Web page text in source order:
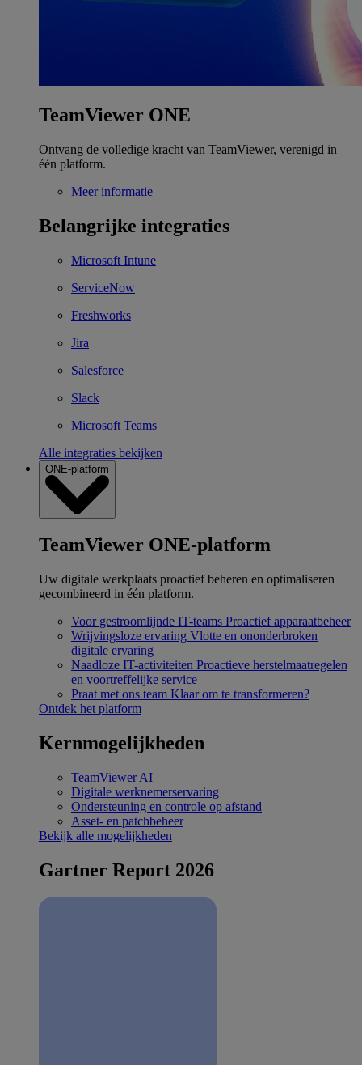
TeamViewer ONE
Ontvang de volledige kracht van TeamViewer, verenigd in
één platform.
Meer informatie
Belangrijke integraties
Microsoft Intune
ServiceNow
Freshworks
Jira
Salesforce
Slack
Microsoft Teams
Alle integraties bekijken
ONE-platform
TeamViewer ONE-platform
Uw digitale werkplaats proactief beheren en optimaliseren
gecombineerd in één platform.
Voor gestroomlijnde IT-teams Proactief apparaatbeheer
Wrijvingsloze ervaring Vlotte en ononderbroken
digitale ervaring
Naadloze IT-activiteiten Proactieve herstelmaatregelen
en voortreffelijke service
Praat met ons team Klaar om te transformeren?
Ontdek het platform
Kernmogelijkheden
TeamViewer AI
Digitale werknemerservaring
Ondersteuning en controle op afstand
Asset- en patchbeheer
Bekijk alle mogelijkheden
Gartner Report 2026